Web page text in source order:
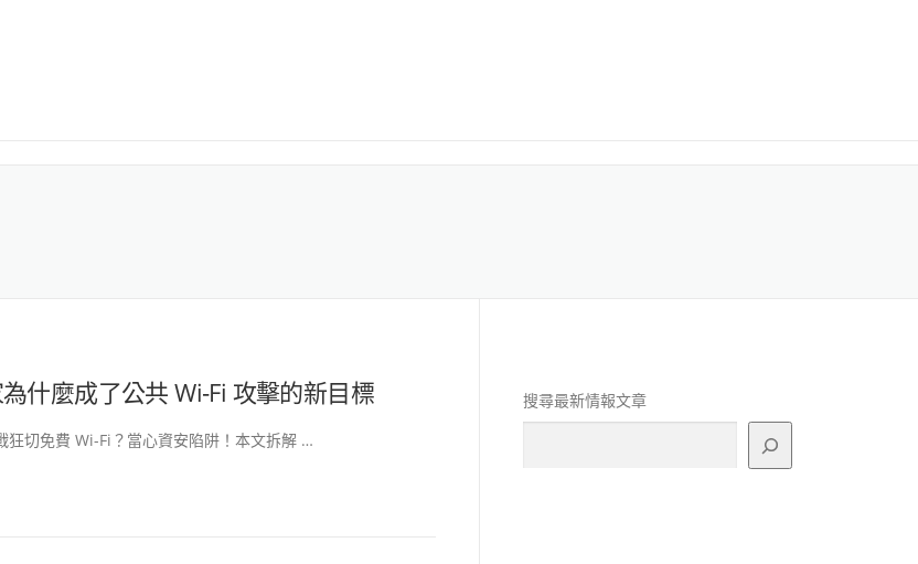
什麼成了公共 Wi‑Fi 攻擊的新目標
狂切免費 Wi-Fi？當心資安陷阱！本文拆解 …
搜尋最新情報文章